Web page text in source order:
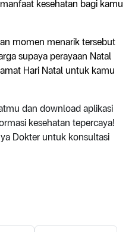
kesehatan bagi kamu
momen menarik tersebut
supaya perayaan Natal
Hari Natal untuk kamu
dan download aplikasi
kesehatan tepercaya!
Dokter untuk konsultasi